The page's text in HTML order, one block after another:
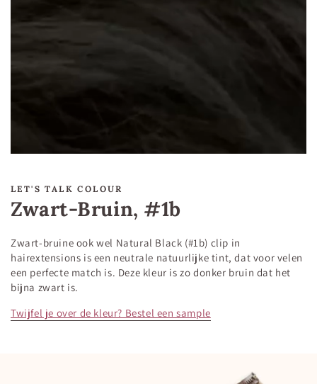
, zonder hulp van
het naar wens kunt stylen. Van sleek en glad tot waves of
LET'S TALK COLOUR
Zwart-Bruin, #1b
Zwart-bruine ook wel Natural Black (#1b) clip in
hairextensions is een neutrale natuurlijke tint, dat voor velen
een perfecte match is. Deze kleur is zo donker bruin dat het
bijna zwart is.
Twijfel je over de kleur? Bestel een sample